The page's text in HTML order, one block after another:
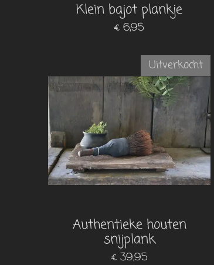
Klein bajot plankje
€ 6,95
Uitverkocht
Authentieke houten
snijplank
€ 39,95